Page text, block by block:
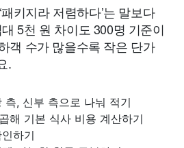
키지라 저렴하다’는 말보다
5천 원 차이도 300명 기준이
객 수가 많을수록 작은 단가
.
측, 신부 측으로 나눠 적기
해 기본 식사 비용 계산하기
하기